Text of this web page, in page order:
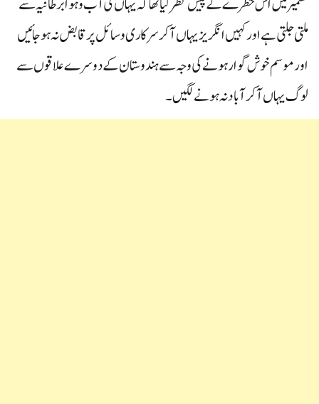
ملتی جلتی ہے اور کہیں انگریز یہاں آ کر سرکاری وسائل پر قابض نہ ہو جائیں
اور موسم خوش گوار ہونے کی وجہ سے ہندوستان کے دوسرے علاقوں سے
لوگ یہاں آ کر آبادنہ ہونے لگیں۔